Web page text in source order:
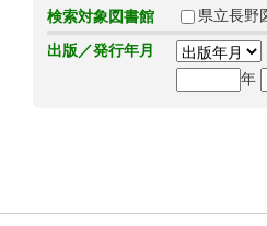
検索対象図書館 県立長野
出版／発行年月
年